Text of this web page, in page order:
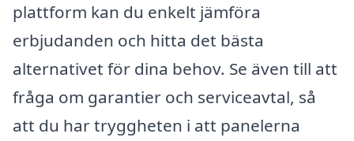
plattform kan du enkelt jämföra
erbjudanden och hitta det bästa
alternativet för dina behov. Se även till att
fråga om garantier och serviceavtal, så
att du har tryggheten i att panelerna